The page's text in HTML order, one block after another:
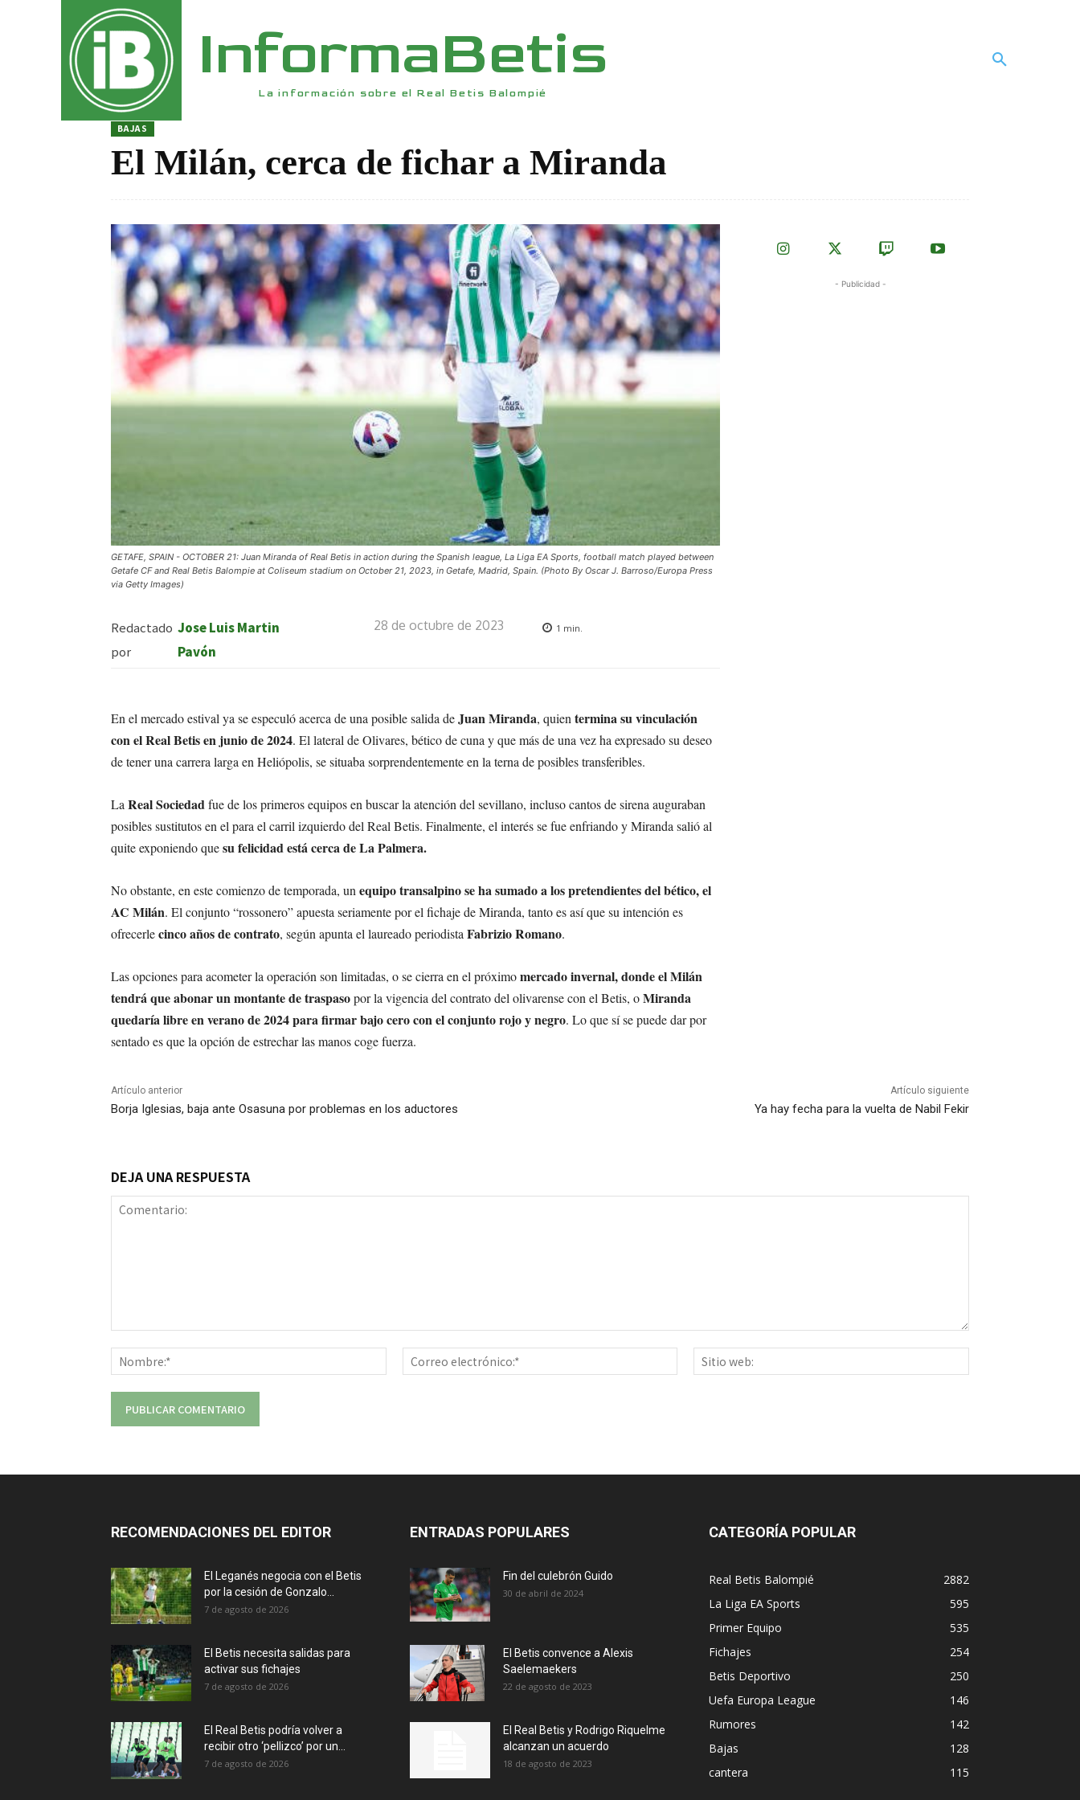
InformaBetis
La información sobre el Real Betis Balompié
BAJAS
El Milán, cerca de fichar a Miranda
GETAFE, SPAIN - OCTOBER 21: Juan Miranda of Real Betis in action during the Spanish league, La Liga EA Sports, football match played between
Getafe CF and Real Betis Balompie at Coliseum stadium on October 21, 2023, in Getafe, Madrid, Spain. (Photo By Oscar J. Barroso/Europa Press
via Getty Images)
Redactado
por
Jose Luis Martin
Pavón
28 de octubre de 2023 1 min.
En el mercado estival ya se especuló acerca de una posible salida deJuan Miranda, quientermina su vinculación
con el Real Betis en junio de 2024. El lateral de Olivares, bético de cuna y que más de una vez ha expresado su deseo
de tener una carrera larga en Heliópolis, se situaba sorprendentemente en la terna de posibles transferibles.
LaReal Sociedadfue de los primeros equipos en buscar la atención del sevillano, incluso cantos de sirena auguraban
posibles sustitutos en el para el carril izquierdo del Real Betis. Finalmente, el interés se fue enfriando y Miranda salió al
quite exponiendo quesu felicidad está cerca de La Palmera.
No obstante, en este comienzo de temporada, unequipo transalpino se ha sumado a los pretendientes del bético, el
AC Milán. El conjunto “rossonero” apuesta seriamente por el fichaje de Miranda, tanto es así que su intención es
ofrecerlecinco años de contrato, según apunta el laureado periodistaFabrizio Romano.
Las opciones para acometer la operación son limitadas, o se cierra en el próximomercado invernal, donde el Milán
tendrá que abonar un montante de traspasopor la vigencia del contrato del olivarense con el Betis, oMiranda
quedaría libre en verano de 2024 para firmar bajo cero con el conjunto rojo y negro. Lo que sí se puede dar por
sentado es que la opción de estrechar las manos coge fuerza.
- Publicidad -
Artículo anterior
Borja Iglesias, baja ante Osasuna por problemas en los aductores
Artículo siguiente
Ya hay fecha para la vuelta de Nabil Fekir
DEJA UNA RESPUESTA
Nombre:*
Correo
electrónico:*
web:
RECOMENDACIONES DEL EDITOR
El Leganés negocia con el Betis
por la cesión de Gonzalo...
7 de agosto de 2026
El Betis necesita salidas para
activar sus fichajes
7 de agosto de 2026
El Real Betis podría volver a
recibir otro ‘pellizco’ por un...
7 de agosto de 2026
ENTRADAS POPULARES
Fin del culebrón Guido
30 de abril de 2024
El Betis convence a Alexis
Saelemaekers
22 de agosto de 2023
El Real Betis y Rodrigo Riquelme
alcanzan un acuerdo
18 de agosto de 2023
CATEGORÍA POPULAR
Real Betis Balompié
2882
La Liga EA Sports
595
Primer Equipo
535
Fichajes
254
Betis Deportivo
250
Uefa Europa League
146
Rumores
142
Bajas
128
cantera
115